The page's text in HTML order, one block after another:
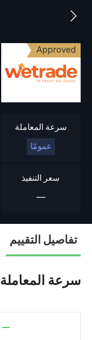
Approved
سرعة المعاملة
عمومًا
سعر التنفيذ
---
تفاصيل التقييم
سرعة المعاملة